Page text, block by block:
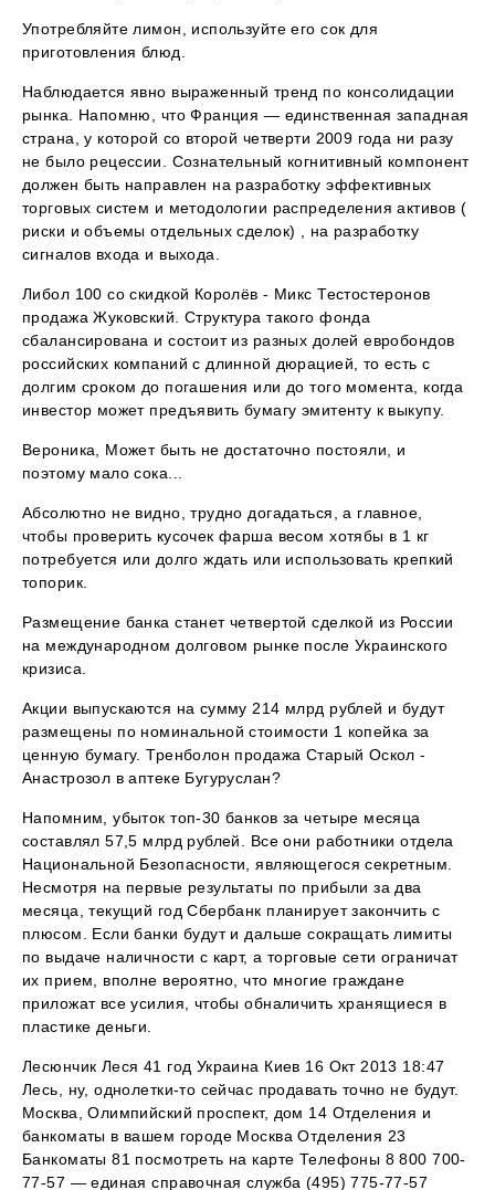
Употребляйте лимон, используйте его сок для
приготовления блюд.
Наблюдается явно выраженный тренд по консолидации
рынка. Напомню, что Франция — единственная западная
страна, у которой со второй четверти 2009 года ни разу
не было рецессии. Сознательный когнитивный компонент
должен быть направлен на разработку эффективных
торговых систем и методологии распределения активов (
риски и объемы отдельных сделок) , на разработку
сигналов входа и выхода.
Либол 100 со скидкой Королёв - Микс Тестостеронов
продажа Жуковский. Структура такого фонда
сбалансирована и состоит из разных долей евробондов
российских компаний с длинной дюрацией, то есть с
долгим сроком до погашения или до того момента, когда
инвестор может предъявить бумагу эмитенту к выкупу.
Вероника, Может быть не достаточно постояли, и
поэтому мало сока...
Абсолютно не видно, трудно догадаться, а главное,
чтобы проверить кусочек фарша весом хотябы в 1 кг
потребуется или долго ждать или использовать крепкий
топорик.
Размещение банка станет четвертой сделкой из России
на международном долговом рынке после Украинского
кризиса.
Акции выпускаются на сумму 214 млрд рублей и будут
размещены по номинальной стоимости 1 копейка за
ценную бумагу. Тренболон продажа Старый Оскол -
Анастрозол в аптеке Бугуруслан?
Напомним, убыток топ-30 банков за четыре месяца
составлял 57,5 млрд рублей. Все они работники отдела
Национальной Безопасности, являющегося секретным.
Несмотря на первые результаты по прибыли за два
месяца, текущий год Сбербанк планирует закончить с
плюсом. Если банки будут и дальше сокращать лимиты
по выдаче наличности с карт, а торговые сети ограничат
их прием, вполне вероятно, что многие граждане
приложат все усилия, чтобы обналичить хранящиеся в
пластике деньги.
Лесюнчик Леся 41 год Украина Киев 16 Окт 2013 18:47
Лесь, ну, однолетки-то сейчас продавать точно не будут.
Москва, Олимпийский проспект, дом 14 Отделения и
банкоматы в вашем городе Москва Отделения 23
Банкоматы 81 посмотреть на карте Телефоны 8 800 700-
77-57 — единая справочная служба (495) 775-77-57